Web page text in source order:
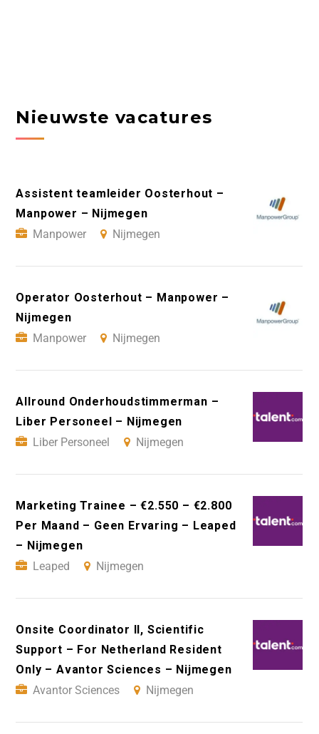
Nieuwste vacatures
Assistent teamleider Oosterhout –
Manpower – Nijmegen
Manpower
Nijmegen
Operator Oosterhout – Manpower –
Nijmegen
Manpower
Nijmegen
Allround Onderhoudstimmerman –
Liber Personeel – Nijmegen
Liber Personeel
Nijmegen
Marketing Trainee – €2.550 – €2.800
Per Maand – Geen Ervaring – Leaped
– Nijmegen
Leaped
Nijmegen
Onsite Coordinator II, Scientific
Support – For Netherland Resident
Only – Avantor Sciences – Nijmegen
Avantor Sciences
Nijmegen